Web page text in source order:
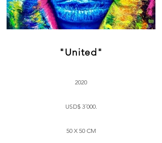
"United"
2020
USD$ 3´000.
50 X 50 CM